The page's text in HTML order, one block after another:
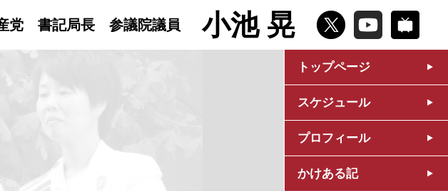
党 書記局長 参議院議員 小池 晃
トップページ
スケジュール
プロフィール
かけある記